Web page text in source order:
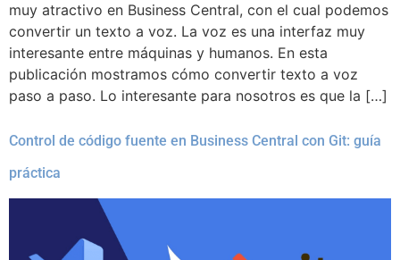
muy atractivo en Business Central, con el cual podemos
convertir un texto a voz. La voz es una interfaz muy
interesante entre máquinas y humanos. En esta
publicación mostramos cómo convertir texto a voz
paso a paso. Lo interesante para nosotros es que la […]
Control de código fuente en Business Central con Git: guía
práctica